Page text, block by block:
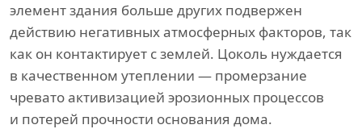
элемент здания больше других подвержен
действию негативных атмосферных факторов, так
как он контактирует с землей. Цоколь нуждается
в качественном утеплении — промерзание
чревато активизацией эрозионных процессов
и потерей прочности основания дома.